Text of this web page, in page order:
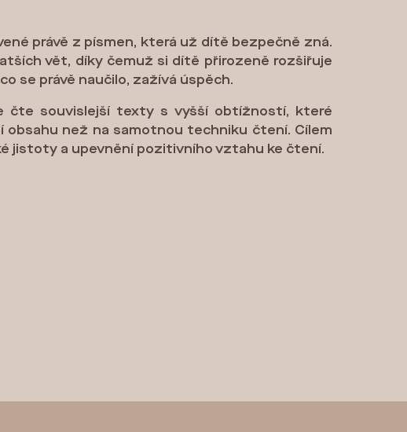
právě z písmen, která už dítě bezpečně zná.
vět, díky čemuž si dítě přirozeně rozšiřuje
se právě naučilo, zažívá úspěch.
čte souvislejší texty s vyšší obtížností, které
obsahu než na samotnou techniku čtení. Cílem
jistoty a upevnění pozitivního vztahu ke čtení.